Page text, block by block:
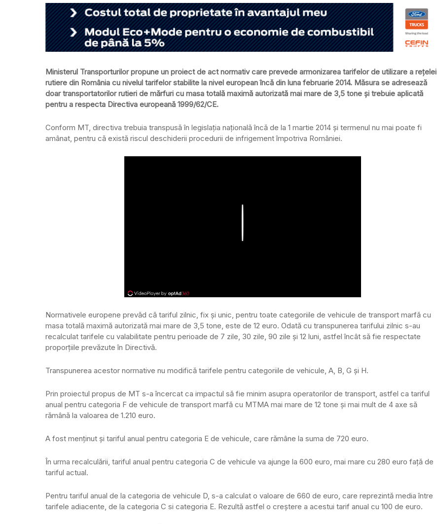
Ministerul Transporturilor propune un proiect de act normativ care prevede armonizarea tarifelor de utilizare a rețelei
rutiere din România cu nivelul tarifelor stabilite la nivel european încă din luna februarie 2014. Măsura se adresează
doar transportatorilor rutieri de mărfuri cu masa totală maximă autorizată mai mare de 3,5 tone și trebuie aplicată
pentru a respecta Directiva europeană 1999/62/CE.
Conform MT, directiva trebuia transpusă în legislația națională încă de la 1 martie 2014 și termenul nu mai poate fi
amânat, pentru că există riscul deschiderii procedurii de infrigement împotriva României.
Normativele europene prevăd că tariful zilnic, fix și unic, pentru toate categoriile de vehicule de transport marfă cu
masa totală maximă autorizată mai mare de 3,5 tone, este de 12 euro. Odată cu transpunerea tarifului zilnic s-au
recalculat tarifele cu valabilitate pentru perioade de 7 zile, 30 zile, 90 zile și 12 luni, astfel încât să fie respectate
proporțiile prevăzute în Directivă.
Transpunerea acestor normative nu modifică tarifele pentru categoriile de vehicule, A, B, G și H.
Prin proiectul propus de MT s-a încercat ca impactul să fie minim asupra operatorilor de transport, astfel ca tariful
anual pentru categoria F de vehicule de transport marfă cu MTMA mai mare de 12 tone și mai mult de 4 axe să
rămână la valoarea de 1.210 euro.
A fost menținut și tariful anual pentru categoria E de vehicule, care rămâne la suma de 720 euro.
În urma recalculării, tariful anual pentru categoria C de vehicule va ajunge la 600 euro, mai mare cu 280 euro față de
tariful actual.
Pentru tariful anual de la categoria de vehicule D, s-a calculat o valoare de 660 de euro, care reprezintă media între
tarifele adiacente, de la categoria C si categoria E. Rezultă astfel o creștere a acestui tarif anual cu 100 de euro.